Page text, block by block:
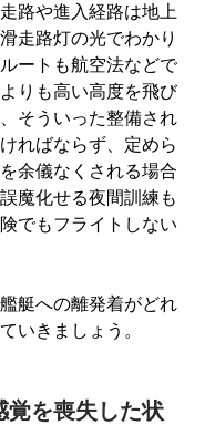
路や進入経路は地上
走路灯の光でわかり
ートも航空法などで
りも高い高度を飛び
そういった整備され
ればならず、定めら
余儀なくされる場合
魔化せる夜間訓練も
でもフライトしない
艇への離発着がどれ
いきましょう。
を喪失した状